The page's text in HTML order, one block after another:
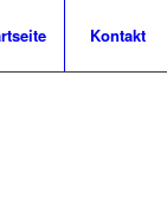
Kontakt